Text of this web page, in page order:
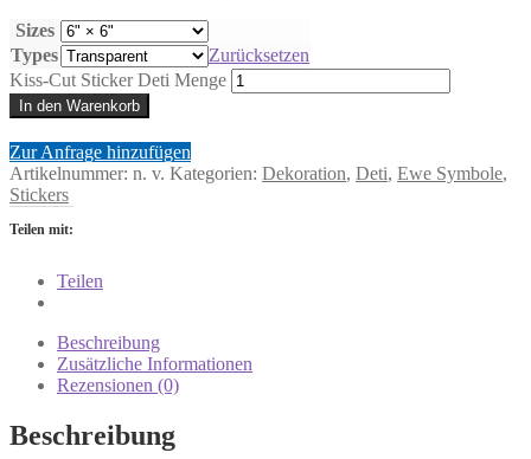
Sizes
Types
Zurücksetzen
Kiss-Cut Sticker Deti Menge
In den Warenkorb
Zur Anfrage hinzufügen
Artikelnummer: n. v. Kategorien: Dekoration, Deti, Ewe Symbole,
Stickers
Teilen mit:
Teilen
Beschreibung
Zusätzliche Informationen
Rezensionen (0)
Beschreibung